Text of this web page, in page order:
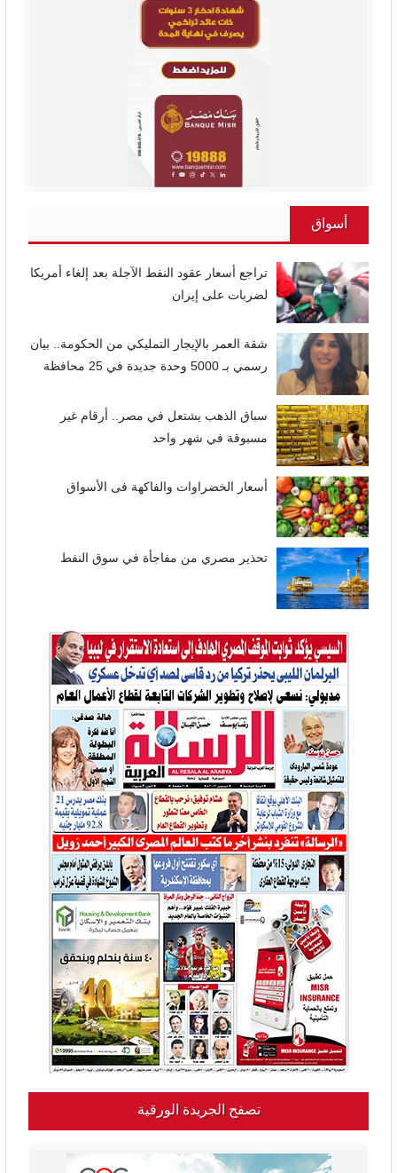
أسواق
تراجع أسعار عقود النفط الآجلة بعد إلغاء أمريكا
لضربات على إيران
شقة العمر بالإيجار التمليكي من الحكومة.. بيان
رسمي بـ 5000 وحدة جديدة في 25 محافظة
سباق الذهب يشتعل في مصر.. أرقام غير
مسبوقة في شهر واحد
أسعار الخضراوات والفاكهة فى الأسواق
تحذير مصري من مفاجأة في سوق النفط
تصفح الجريدة الورقية